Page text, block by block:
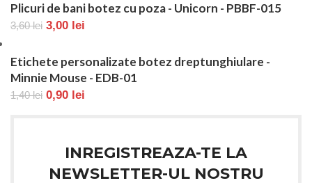
Plicuri de bani botez cu poza - Unicorn - PBBF-015
3,60lei 3,00 lei
Etichete personalizate botez dreptunghiulare -
Minnie Mouse - EDB-01
1,40lei 0,90 lei
INREGISTREAZA-TE LA
NEWSLETTER-UL NOSTRU